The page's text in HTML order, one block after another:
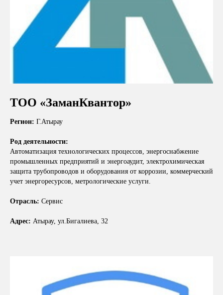
ТОО «ЗаманКвантор»
Регион: Г.Атырау
Род деятельности:
Автоматизация технологических процессов, энергоснабжение
промышленных предприятий и энергоаудит, электрохимическая
защита трубопроводов и оборудования от коррозии, коммерческий
учет энергоресурсов, метрологические услуги.
Отрасль: Сервис
Адрес: Атырау, ул.Бигалиева, 32